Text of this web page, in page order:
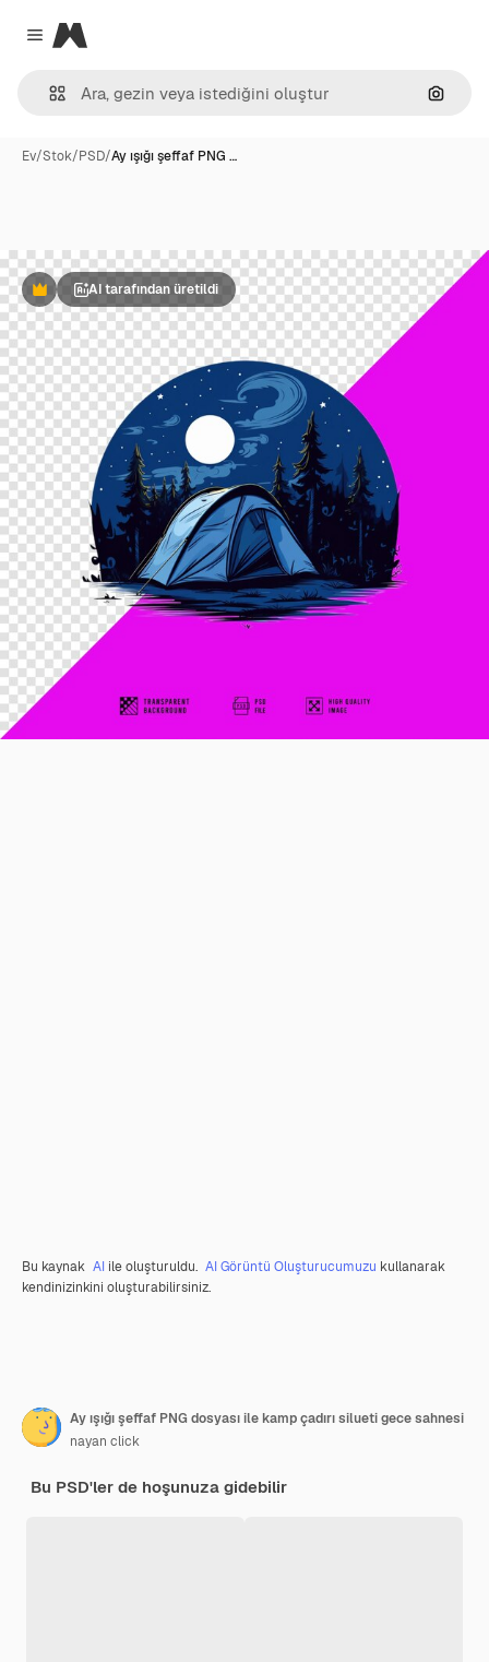
Close menu
Magnific
Ev/Stok/PSD/Ay ışığı şeffaf PNG …
PremiumAI tarafından üretildi
Bu kaynak AI ile oluşturuldu. AI Görüntü Oluşturucumuzu kullanarak
kendinizinkini oluşturabilirsiniz.
Ay ışığı şeffaf PNG dosyası ile kamp çadırı silueti gece sahnesi
nayan click
Bu PSD'ler de hoşunuza gidebilir